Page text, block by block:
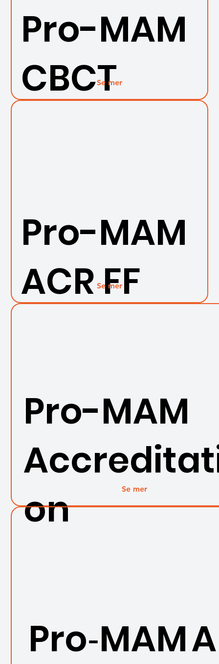
Pro-MAM
CBCT
Se mer
Pro-MAM
ACR FF
Se mer
Pro-MAM
on
Se mer
Pro‑MAM